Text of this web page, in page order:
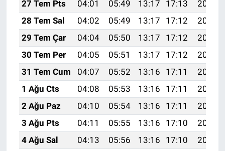
27 Tem Pts
04:01 05:49 13:17 17:13
20:35
28 Tem Sal
04:02 05:49 13:17 17:12
20:34
29 Tem Çar
04:04 05:50 13:17 17:12
20:33
30 Tem Per
04:05 05:51 13:17 17:12
20:32
31 Tem Cum
04:07 05:52 13:16 17:11
20:31
1 Ağu Cts
04:08 05:53 13:16 17:11
20:30
2 Ağu Paz
04:10 05:54 13:16 17:11
20:29
3 Ağu Pts
04:11 05:55 13:16 17:10
20:27
4 Ağu Sal
04:13 05:56 13:16 17:10
20:26